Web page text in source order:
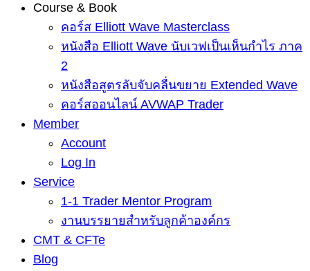
Course & Book
คอร์ส Elliott Wave Masterclass
หนังสือ Elliott Wave นับเวฟเป็นเห็นกำไร ภาค
2
หนังสือสูตรลับจับคลื่นขยาย Extended Wave
คอร์สออนไลน์ AVWAP Trader
Member
Account
Log In
Service
1-1 Trader Mentor Program
งานบรรยายสำหรับลูกค้าองค์กร
CMT & CFTe
Blog